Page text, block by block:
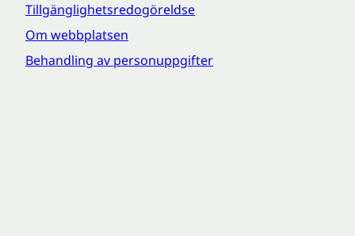
Tillgänglighetsredogöreldse
Om webbplatsen
Behandling av personuppgifter